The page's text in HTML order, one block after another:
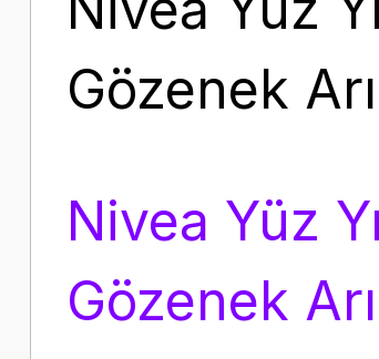
Gözenek
Nivea Yüz
Gözenek